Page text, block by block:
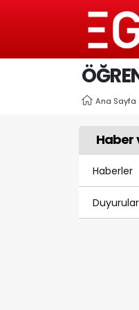
Ana Sayfa
Haber
Haberler
Duyurular